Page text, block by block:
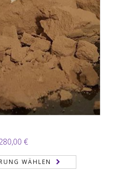
€Preisspanne:
190,00 €
bis
WÄHLEN